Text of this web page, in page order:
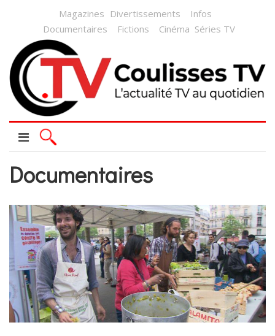
Magazines Divertissements
Infos
Documentaires
Fictions Cinéma Séries TV
Documentaires